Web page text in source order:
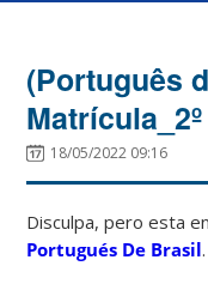
(Português
18/05/2022 09:16
Disculpa, pero esta
Portugués De Brasil.